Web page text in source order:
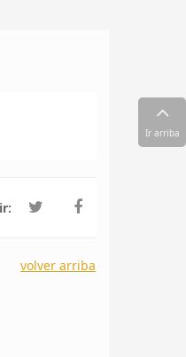
volver arriba
Ir arriba